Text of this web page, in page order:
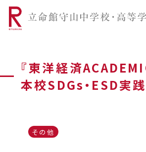
『東洋経済
本校SDGs・ESD実
その他